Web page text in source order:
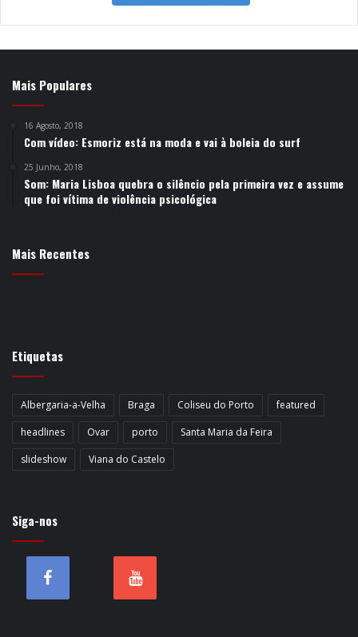
Mais Populares
16 Agosto, 2018
Com vídeo: Esmoriz está na moda e vai à boleia do surf
25 Junho, 2018
Som: Maria Lisboa quebra o silêncio pela primeira vez e assume
que foi vítima de violência psicológica
Mais Recentes
Etiquetas
Albergaria-a-Velha Braga Coliseu do Porto
featured
headlines
Ovar porto
Santa Maria da Feira
slideshow
Viana do Castelo
Siga-nos